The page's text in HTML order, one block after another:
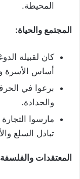
المحيطة.
المجتمع والحياة:
كان لقبيلة
أساس الأسرة
برعوا في
والحدادة.
مارسوا
تبادل السلع
المعتقدات والفلسفة